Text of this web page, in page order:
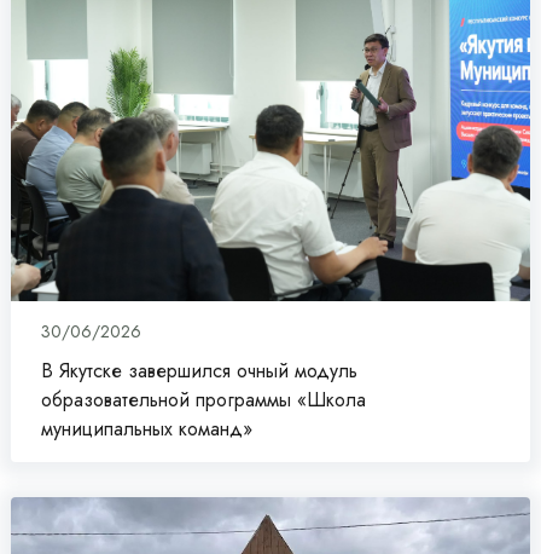
30/06/2026
В Якутске завершился очный модуль
образовательной программы «Школа
муниципальных команд»